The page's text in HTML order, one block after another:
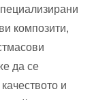
композити,
да се
и